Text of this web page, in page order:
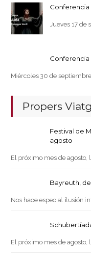
Conferencia
Jueves 17 de
Conferencia
Miércoles 30 de septiembre
Propers
Festival de
agosto
El próximo mes de agosto,
Bayreuth,
Nos hace especial ilusión
El próximo mes de agosto,